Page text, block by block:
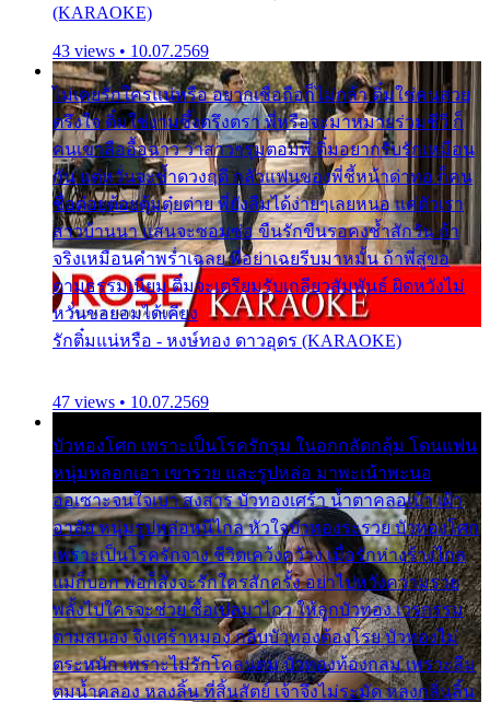
(KARAOKE)
43 views • 10.07.2569
ไม่เคยรักใครแน่หรือ อยากเชื่อถือก็ไม่กล้า ติ๋มใช่คนสวย
ตรึงใจ ติ๋มใช่งามซึ้งตรึงตรา พี่หรือจะมาหมายร่วมชีวี ก็
คนเขาลืออื้อฉาว ว่าสาวๆรุมตอมพี่ ติ๋มอยากรับรักเหมือน
กัน แต่หวั่นจะช้ำดวงฤดี กลัวแฟนของพี่ชี้หน้าด่าทอ ก็คน
ชื่อต๋อยต้อยตุ้มตุ๋ยต่าย พี่ยังลืมได้ง่ายๆเลยหนอ แค่ตัวเรา
สาวบ้านนา แสนจะซอมซ่อ ขืนรักขืนรอคงช้ำสักวัน ถ้า
จริงเหมือนคำพร่ำเฉลย พี่อย่าเฉยรีบมาหมั้น ถ้าพี่สู่ขอ
ตามธรรมเนียม ติ๋มจะเตรียมรับเกลียวสัมพันธ์ ผิดหวังไม่
หวั่นขอยอมได้เคียง
รักติ๋มแน่หรือ - หงษ์ทอง ดาวอุดร (KARAOKE)
47 views • 10.07.2569
บัวทองโศก เพราะเป็นโรครักรุม ในอกกลัดกลุ้ม โดนแฟน
หนุ่มหลอกเอา เขารวย และรูปหล่อ มาพะเน้าพะนอ
ออเซาะจนใจเบา สงสาร บัวทองเศร้า น้ำตาคลอเบ้า เฝ้า
อาลัย หนุ่มรูปหล่อหนีไกล หัวใจบัวทองระรวย บัวทองโศก
เพราะเป็นโรครักจาง ชีวิตเคว้งคว้าง เมื่อรักห่างร้างไกล
แม่ก็บอก พ่อก็สั่งจะรักใครสักครั้ง อย่าไปหวังความรวย
พลั้งไปใครจะช่วย ซื้อเปลมาไกว ให้ลูกบัวทอง เวรกรรม
ตามสนอง จึงเศร้าหมอง กลีบบัวทองต้องโรย บัวทองไม่
ตระหนัก เพราะไม่รักโคลนตม บัวทองท้องกลม เพราะลืม
ตมน้ำคลอง หลงลิ้น ที่สิ้นสัตย์ เจ้าจึงไม่ระมัด หลงกลิ่นลิ้น